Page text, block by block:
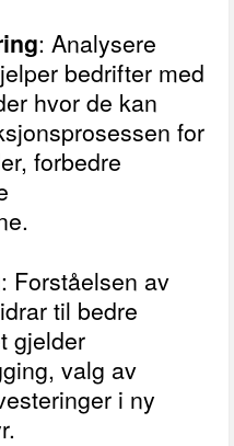
: Analysere
bedrifter med
hvor de kan
for
forbedre
: Forståelsen av
til bedre
gjelder
valg av
i ny